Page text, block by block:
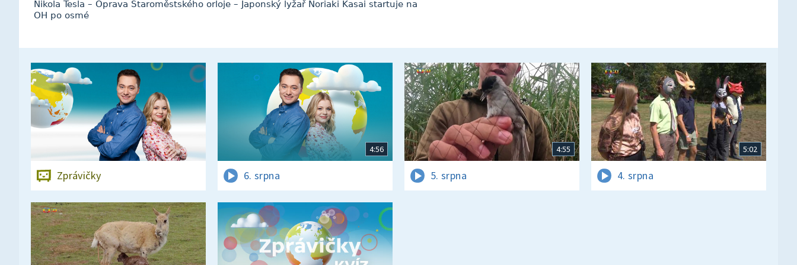
Nikola Tesla – Oprava Staroměstského orloje – Japonský lyžař Noriaki Kasai startuje na
OH po osmé
Zprávičky
4:56
6. srpna
4:55
5. srpna
5:02
4. srpna